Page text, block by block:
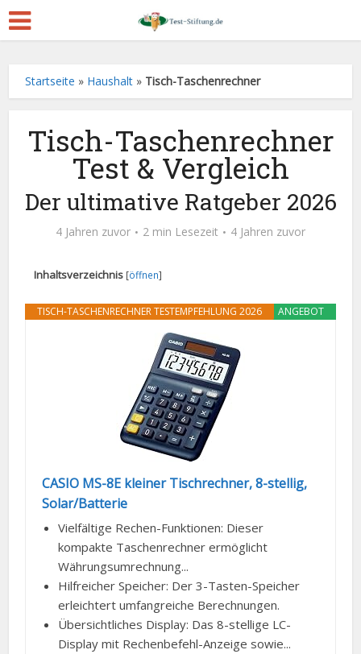
Startseite » Haushalt » Tisch-Taschenrechner
Tisch-Taschenrechner
Test & Vergleich
Der ultimative Ratgeber 2026
4 Jahren zuvor 2 min Lesezeit 4 Jahren zuvor
Inhaltsverzeichnis [öffnen]
ANGEBOT
TISCH-TASCHENRECHNER TESTEMPFEHLUNG 2026
CASIO MS-8E kleiner Tischrechner, 8-stellig,
Solar/Batterie
Vielfältige Rechen-Funktionen: Dieser
kompakte Taschenrechner ermöglicht
Währungsumrechnung...
Hilfreicher Speicher: Der 3-Tasten-Speicher
erleichtert umfangreiche Berechnungen.
Übersichtliches Display: Das 8-stellige LC-
Display mit Rechenbefehl-Anzeige sowie...